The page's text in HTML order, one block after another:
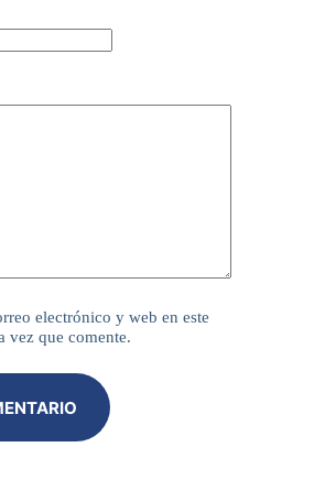
electrónico y web en este
vez que comente.